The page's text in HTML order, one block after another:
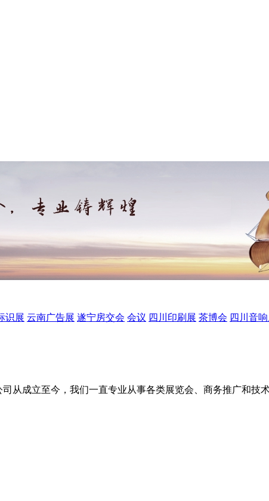
识展 云南广告展 遂宁房交会 会议 四川印刷展 茶博会 四川音
从成立至今，我们一直专业从事各类展览会、商务推广和技